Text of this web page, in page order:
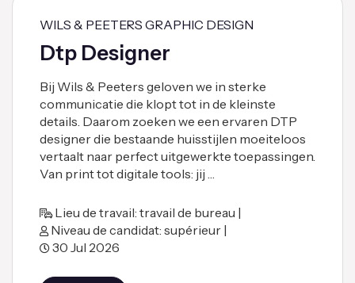
WILS & PEETERS GRAPHIC DESIGN
Dtp Designer
Bij Wils & Peeters geloven we in sterke
communicatie die klopt tot in de kleinste
details. Daarom zoeken we een ervaren DTP
designer die bestaande huisstijlen moeiteloos
vertaalt naar perfect uitgewerkte toepassingen.
Van print tot digitale tools: jij …
Lieu de travail: travail de bureau |
Niveau de candidat: supérieur |
30 Jul 2026